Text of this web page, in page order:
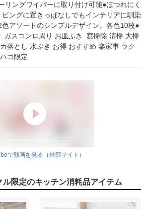
リングワイパーに取り付け可能●ほつれにく
ングに置きっぱなしでもインテリアに馴染
アソートのシンプルデザイン。各色10枚●
ガスコンロ周り お皿ふき  窓掃除 清掃 大掃
落とし 水ぶき お得 おすすめ 楽家事 ラク
コ限定
で動画を見る（外部サイト）
ル限定のキッチン消耗品アイテム